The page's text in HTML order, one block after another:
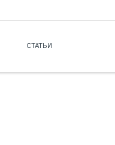
СТАТЬИ